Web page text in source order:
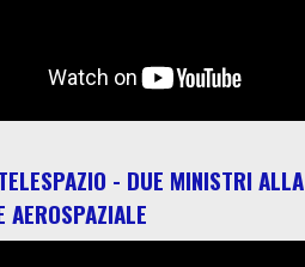
- DUE MINISTRI ALLA
AEROSPAZIALE